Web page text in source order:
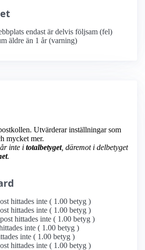
endast är delvis följsam (fel)
äldre än 1 år (varning)
Utvärderar inställningar som
mycket mer.
inte i totalbetyget, däremot i delbetyget
.
hittades inte ( 1.00 betyg )
hittades inte ( 1.00 betyg )
hittades inte ( 1.00 betyg )
inte ( 1.00 betyg )
inte ( 1.00 betyg )
hittades inte ( 1.00 betyg )